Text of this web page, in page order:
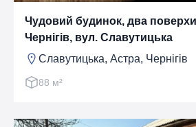
Чудовий будинок, два поверхи
Чернігів, вул. Славутицька
Славутицька, Астра, Чернігів
88 м²